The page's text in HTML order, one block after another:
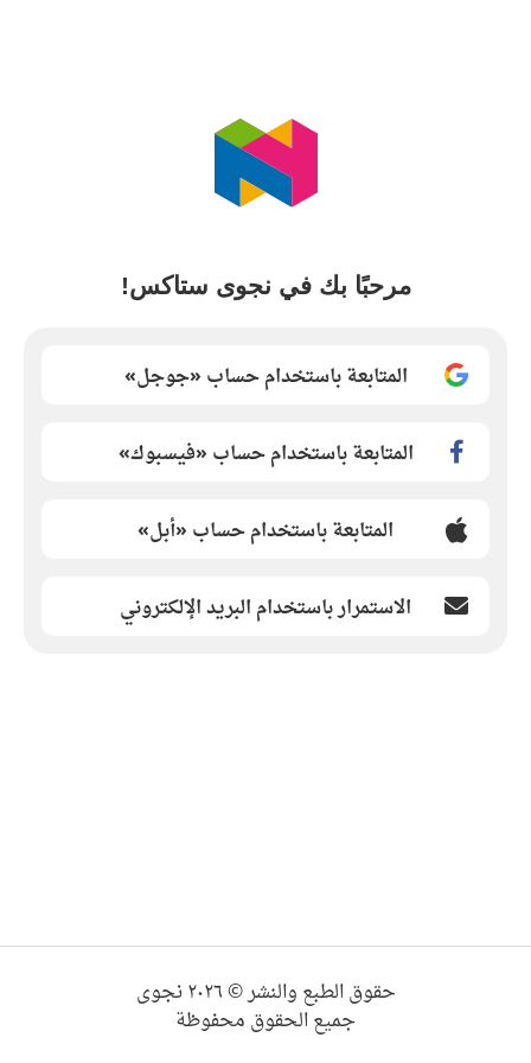
مرحبًا بك في نجوى ستاكس!
المتابعة باستخدام حساب «جوجل»
المتابعة باستخدام حساب «فيسبوك»
المتابعة باستخدام حساب «أبل»
الاستمرار باستخدام البريد الإلكتروني
حقوق الطبع والنشر © ٢٠٢٦ نجوى
جميع الحقوق محفوظة